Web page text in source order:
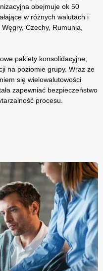
obejmuje ok 50
w różnych walutach i
Czechy, Rumunia,
pakiety konsolidacyjne,
na poziomie grupy. Wraz ze
się wielowalutowości
zapewniać bezpieczeństwo
procesu.